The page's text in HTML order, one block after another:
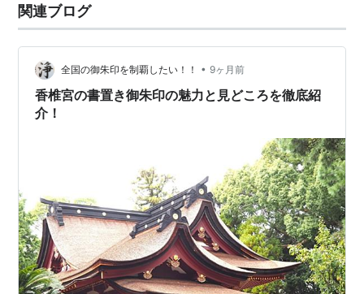
関連ブログ
全国の御朱印を制覇したい！！ • 9ヶ月前
香椎宮の書置き御朱印の魅力と見どころを徹底紹
介！